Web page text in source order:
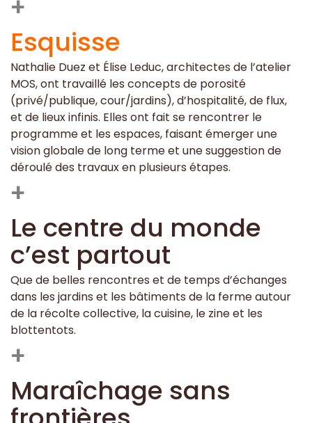
Esquisse
Nathalie Duez et Élise Leduc, architectes de l’atelier
MOS, ont travaillé les concepts de porosité
(privé/publique, cour/jardins), d’hospitalité, de flux,
et de lieux infinis. Elles ont fait se rencontrer le
programme et les espaces, faisant émerger une
vision globale de long terme et une suggestion de
déroulé des travaux en plusieurs étapes.
+
Le centre du monde
c’est partout
Que de belles rencontres et de temps d’échanges
dans les jardins et les bâtiments de la ferme autour
de la récolte collective, la cuisine, le zine et les
blottentots.
+
Maraîchage sans